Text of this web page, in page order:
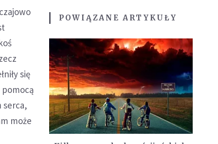
się
pomocą
serca,
może
POWIĄZANE ARTYKUŁY